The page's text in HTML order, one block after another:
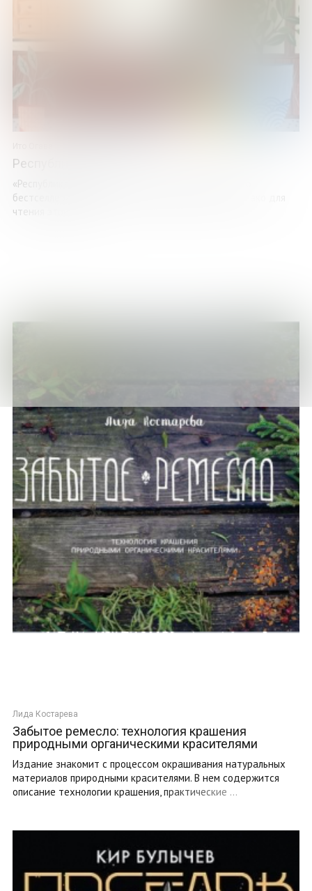
Республика счастья
«Республика счастья» – продолжение нашумевшего
бестселлера Ито Огавы «Канцтовары Цубаки». Однако для
чтения этой книги ...
Лида Костарева
Забытое ремесло: технология крашения
природными органическими красителями
Издание знакомит с процессом окрашивания натуральных
материалов природными красителями. В нем содержится
описание технологии крашения, практические ...